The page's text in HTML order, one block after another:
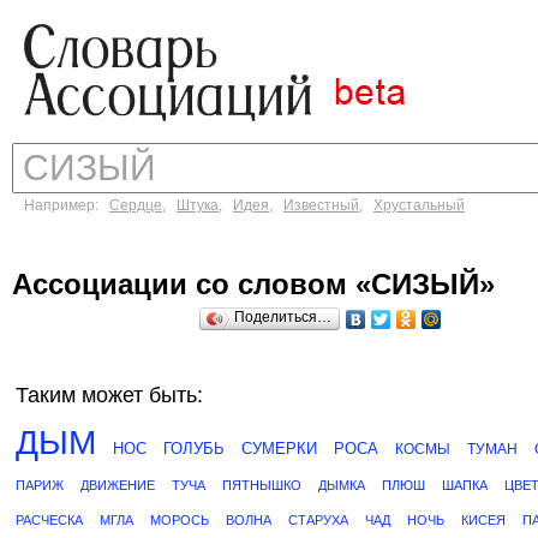
Например: Сердце, Штука, Идея, Известный, Хрустальный
Ассоциации со словом «СИЗЫЙ»
Поделиться…
Таким может быть:
ДЫМ НОС ГОЛУБЬ СУМЕРКИ РОСА КОСМЫ ТУМАН
ПАРИЖ ДВИЖЕНИЕ ТУЧА ПЯТНЫШКО ДЫМКА ПЛЮШ ШАПКА ЦВЕТ
РАСЧЕСКА МГЛА МОРОСЬ ВОЛНА СТАРУХА ЧАД НОЧЬ КИСЕЯ